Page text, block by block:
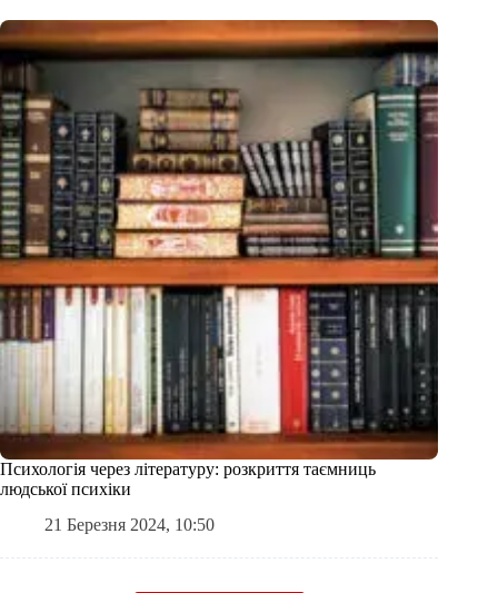
Психологія через літературу: розкриття таємниць
людської психіки
21 Березня 2024, 10:50